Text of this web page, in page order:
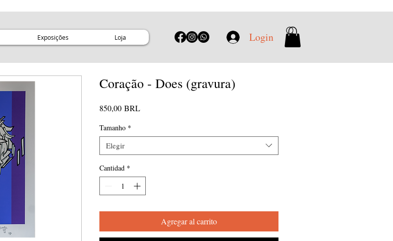
Exposições Loja Login
Coração - Does (gravura)
850,00 BRLPrecio
Tamanho *
Elegir
Cantidad *
Agregar al carrito